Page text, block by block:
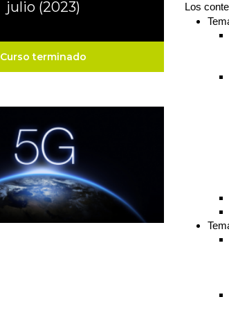
julio (2023)
Curso terminado
Los